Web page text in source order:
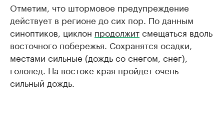
Отметим, что штормовое предупреждение
действует в регионе до сих пор. По данным
синоптиков, циклон продолжитсмещаться вдоль
восточного побережья. Сохранятся осадки,
местами сильные (дождь со снегом, снег),
гололед. На востоке края пройдет очень
сильный дождь.